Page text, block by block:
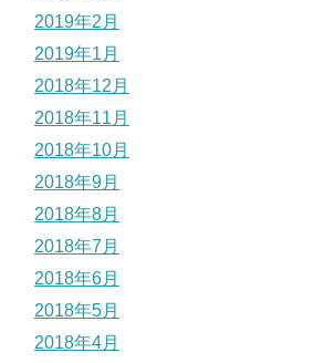
2019年2月
2019年1月
2018年12月
2018年11月
2018年10月
2018年9月
2018年8月
2018年7月
2018年6月
2018年5月
2018年4月